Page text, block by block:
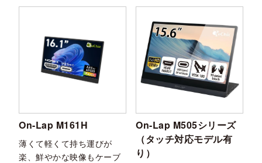
On-Lap M161H
薄くて軽くて持ち運びが
楽、鮮やかな映像もケーブ
On-Lap M505シリーズ
（タッチ対応モデル有
り）